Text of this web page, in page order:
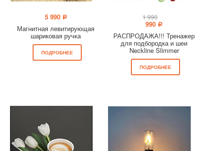
5 990 a
Магнитная левитирующая
шариковая ручка
ПОДРОБНЕЕ
1 990
990 a
РАСПРОДАЖА!!! Тренажер
для подбородка и шеи
Neckline Slimmer
ПОДРОБНЕЕ